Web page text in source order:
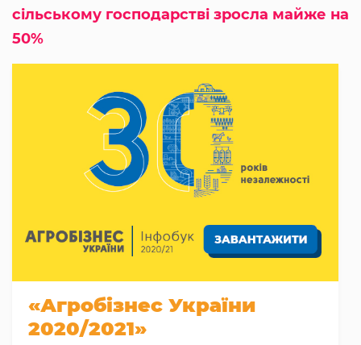
сільському господарстві зросла майже на
50%
«Агробізнес України
2020/2021»